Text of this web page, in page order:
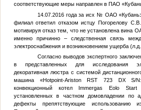
соответствующие меры направлен в ПАО
14.07.2016 года за исх № ОАО
филиал ответил отказом истцу Погорелову
мотивируя отказ тем, что не установлена вина
именно причинно – следственная связь
электроснабжения и возникновением ущерба (л.д.
Согласно выводов экспертного
в представленных для исследования
декоративная люстра с системой
машина «Hotpoint-Ariston RST 723 DX S/
конвекционный котел Immergas Eolo
установленных в частном домовладении по
дефекты препятствующие использованию